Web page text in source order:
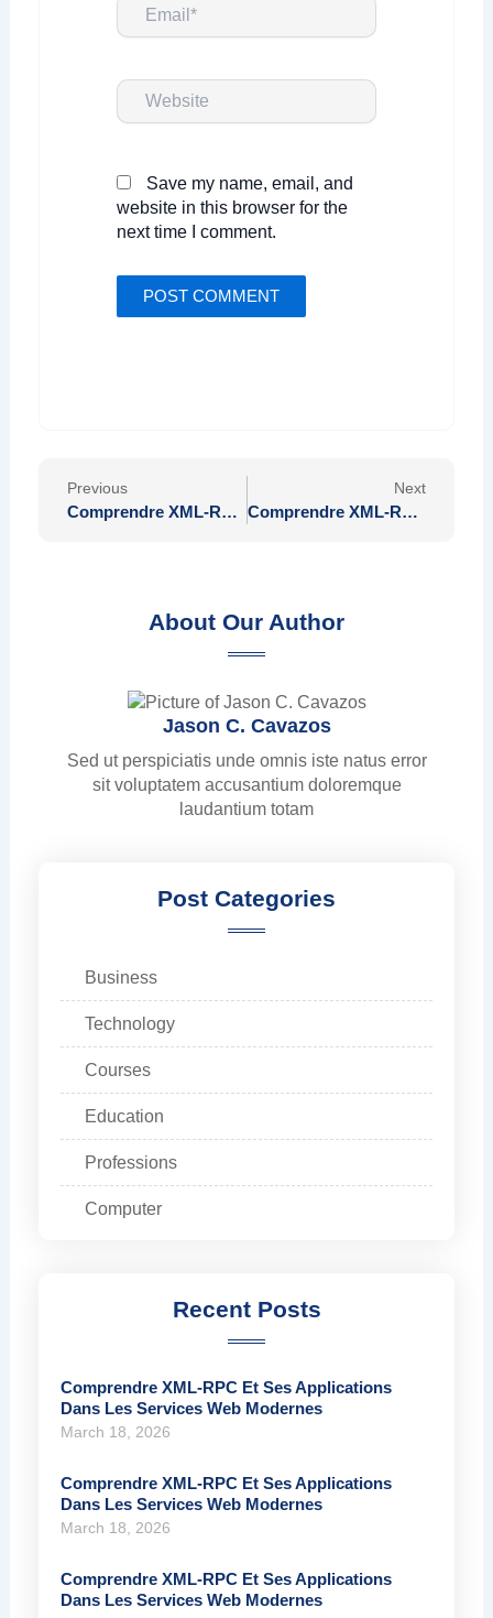
Email*
Website
Save my name, email, and
website in this browser for the
next time I comment.
Previous
Comprendre XML-RPC et ses Applications dans les Services Web Modernes
Next
Comprendre XML-RPC et ses Applications dans les Services Web Modernes
About Our Author
Jason C. Cavazos
Sed ut perspiciatis unde omnis iste natus error
sit voluptatem accusantium doloremque
laudantium totam
Post Categories
Business
Technology
Courses
Education
Professions
Computer
Recent Posts
Comprendre XML-RPC Et Ses Applications
Dans Les Services Web Modernes
March 18, 2026
Comprendre XML-RPC Et Ses Applications
Dans Les Services Web Modernes
March 18, 2026
Comprendre XML-RPC Et Ses Applications
Dans Les Services Web Modernes